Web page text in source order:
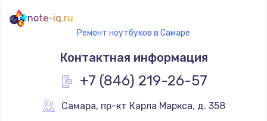
note-iq.ru
Ремонт ноутбуков в Самаре
Контактная информация
+7 (846) 219-26-57
Самара, пр-кт Карла Маркса, д. 358